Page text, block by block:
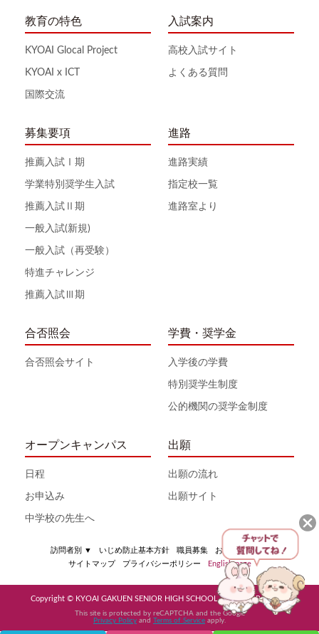
教育の特色
KYOAI Glocal Project
KYOAI x ICT
国際交流
入試案内
高校入試サイト
よくある質問
募集要項
推薦入試Ⅰ期
学業特別奨学生入試
推薦入試Ⅱ期
一般入試(新規)
一般入試（再受験）
特進チャレンジ
推薦入試Ⅲ期
進路
進路実績
指定校一覧
進路室より
合否照会
合否照会サイト
学費・奨学金
入学後の学費
特別奨学生制度
公的機関の奨学金制度
オープンキャンパス
日程
お申込み
中学校の先生へ
出願
出願の流れ
出願サイト
訪問者別 ▼ いじめ防止基本方針 職員募集
お問い合わせ
サイトマップ
プライバシーポリシー English page
Copyright © KYOAI GAKUEN SENIOR HIGH SCHOOL All Rights Reserved
This site is protected by reCAPTCHA and the Google
Privacy Policy and Terms of Service apply.